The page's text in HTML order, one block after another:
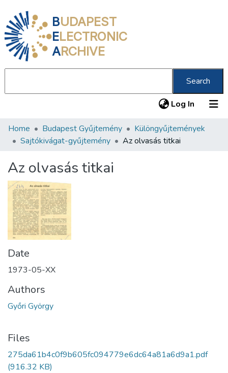
BUDAPEST
ELECTRONIC
ARCHIVE
Search
Log In (current)
Communities & Collections
Statistics
About us
Home Budapest Gyűjtemény
Különgyűjtemények
Sajtókivágat-gyűjtemény
Az olvasás titkai
Az olvasás titkai
Date
1973-05-XX
Authors
Győri György
Files
275da61b4c0f9b605fc094779e6dc64a81a6d9a1.pdf
(916.32 KB)